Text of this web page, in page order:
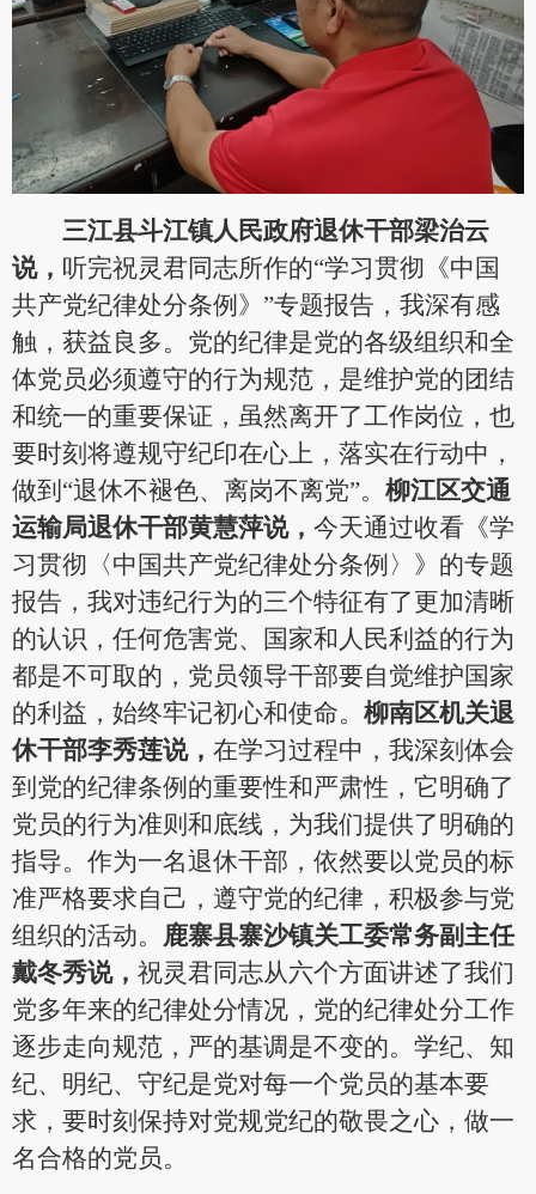
三江县斗江镇人民政府退休干部梁治云
说， 听完祝灵君同志所作的“学习贯彻《中国
共产党纪律处分条例》”专题报告，我深有感
触，获益良多。党的纪律是党的各级组织和全
体党员必须遵守的行为规范，是维护党的团结
和统一的重要保证，虽然离开了工作岗位，也
要时刻将遵规守纪印在心上，落实在行动中，
做到“退休不褪色、离岗不离党”。 柳江区交通
运输局退休干部黄慧萍说， 今天通过收看《学
习贯彻〈中国共产党纪律处分条例〉》的专题
报告，我对违纪行为的三个特征有了更加清晰
的认识，任何危害党、国家和人民利益的行为
都是不可取的，党员领导干部要自觉维护国家
的利益，始终牢记初心和使命。 柳南区机关退
休干部李秀莲说， 在学习过程中，我深刻体会
到党的纪律条例的重要性和严肃性，它明确了
党员的行为准则和底线，为我们提供了明确的
指导。作为一名退休干部，依然要以党员的标
准严格要求自己，遵守党的纪律，积极参与党
组织的活动。 鹿寨县寨沙镇关工委常务副主任
戴冬秀说， 祝灵君同志从六个方面讲述了我们
党多年来的纪律处分情况，党的纪律处分工作
逐步走向规范，严的基调是不变的。学纪、知
纪、明纪、守纪是党对每一个党员的基本要
求，要时刻保持对党规党纪的敬畏之心，做一
名合格的党员。